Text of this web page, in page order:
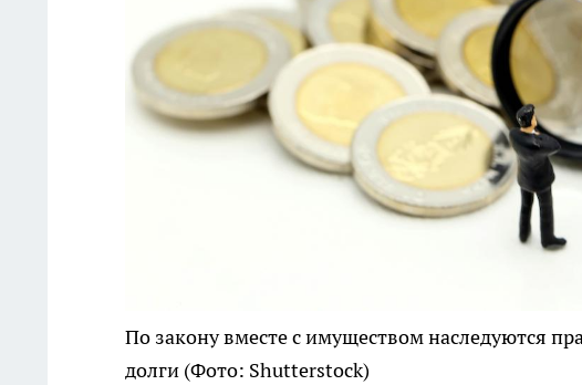
По закону вместе с имуществом наследуются
долги (Фото: Shutterstock)